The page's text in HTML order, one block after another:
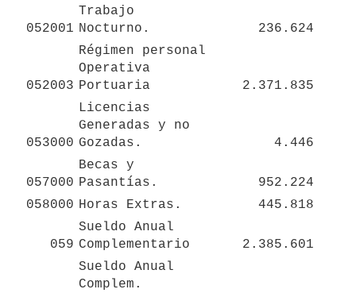
052001
Trabajo
Nocturno.
236.624
052003
Régimen personal
Operativa
Portuaria
2.371.835
053000
Licencias
Generadas y no
Gozadas.
4.446
057000
Becas y
Pasantías.
952.224
058000 Horas Extras. 445.818
059
Sueldo Anual
Complementario
2.385.601
Sueldo Anual
Complem.